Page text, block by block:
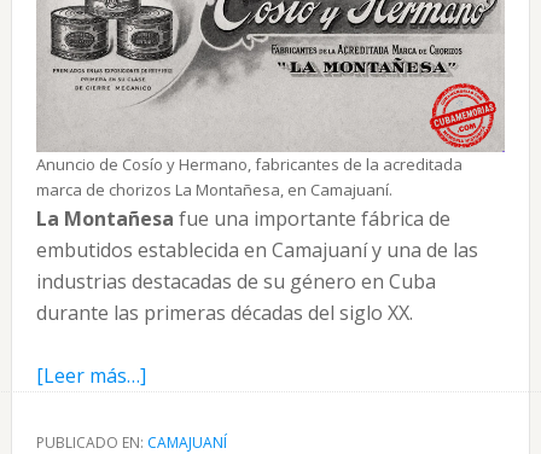
Anuncio de Cosío y Hermano, fabricantes de la acreditada
marca de chorizos La Montañesa, en Camajuaní.
La Montañesa fue una importante fábrica de
embutidos establecida en Camajuaní y una de las
industrias destacadas de su género en Cuba
durante las primeras décadas del siglo XX.
[Leer más…]acerca
La
PUBLICADO EN: CAMAJUANÍ